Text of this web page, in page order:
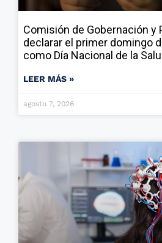
Comisión de Gobernación y
declarar el primer domingo
como Día Nacional de la
LEER MÁS »
agosto 7, 2026